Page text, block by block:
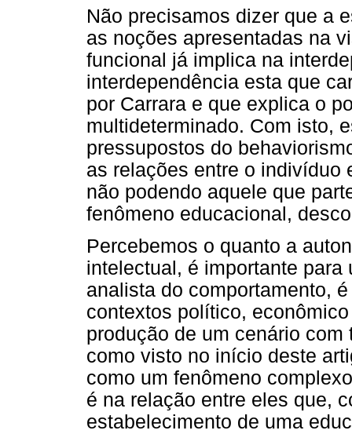
Não precisamos dizer que a
as noções apresentadas na
funcional já implica na
interdependência esta que
por Carrara e que explica o
multideterminado. Com isto,
pressupostos do
as relações entre o indivíduo
não podendo aquele que
fenômeno educacional,
Percebemos o quanto a
intelectual, é importante
analista do comportamento,
contextos político,
produção de um cenário
como visto no início deste
como um fenômeno
é na relação entre eles que,
estabelecimento de uma